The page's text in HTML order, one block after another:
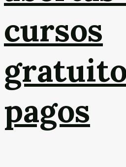
cursos
pagos